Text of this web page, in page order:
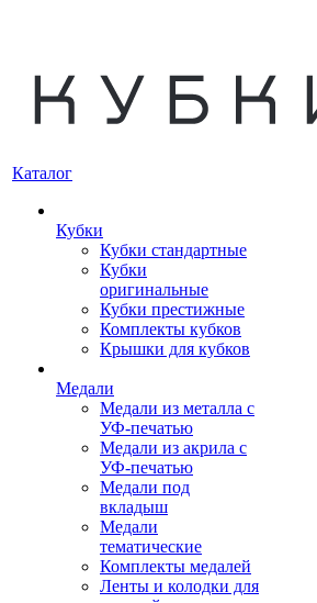
Каталог
Кубки
Кубки стандартные
Кубки
оригинальные
Кубки престижные
Комплекты кубков
Крышки для кубков
Медали
Медали из металла с
УФ-печатью
Медали из акрила с
УФ-печатью
Медали под
вкладыш
Медали
тематические
Комплекты медалей
Ленты и колодки для